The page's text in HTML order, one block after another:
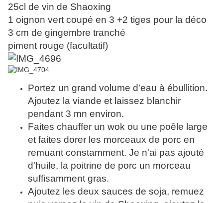
25cl de vin de Shaoxing
1 oignon vert coupé en 3 +2 tiges pour la déco
3 cm de gingembre tranché
piment rouge (facultatif)
Portez un grand volume d'eau à ébullition.
Ajoutez la viande et laissez blanchir
pendant 3 mn environ.
Faites chauffer un wok ou une poêle large
et faites dorer les morceaux de porc en
remuant constamment. Je n'ai pas ajouté
d'huile, la poitrine de porc un morceau
suffisamment gras.
Ajoutez les deux sauces de soja, remuez